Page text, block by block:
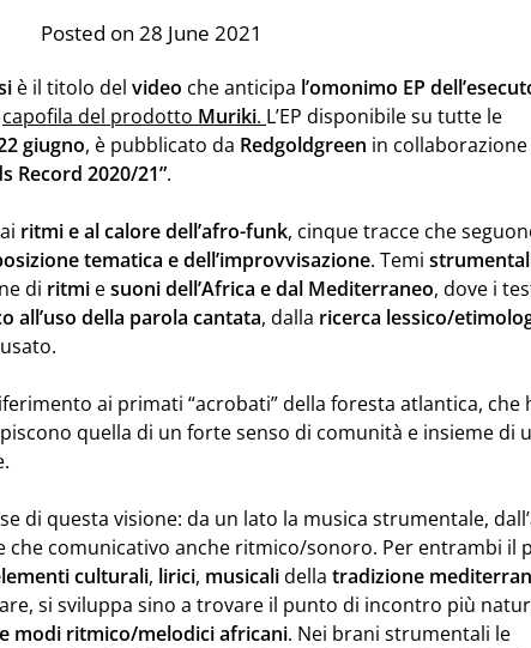
Posted on 28 June 2021
è il titolo del video che anticipa l’omonimo EP
capofila del prodotto Muriki. L’EP disponibile su tutte le
giugno, è pubblicato da Redgoldgreen in
Record 2020/21”.
ritmi e al calore dell’afro-funk, cinque tracce che
tematica e dell’improvvisazione. Temi
di ritmi esuonidell’Africa e dal Mediterraneo, dove i
all’uso della parola cantata, dalla ricerca lessico/
ai primati “acrobati” della foresta atlantica, che
quella di un forte senso di comunità e insieme di
di questa visione: da un lato la musica strumentale,
comunicativo anche ritmico/sonoro. Per entrambi il
culturali, lirici, musicalidella tradizione
si sviluppa sino a trovare il punto di incontro più
modi ritmico/melodici africani. Nei brani strumentali le